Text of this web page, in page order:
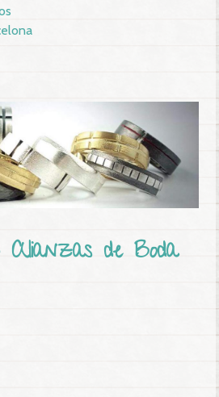
Alianzas de Boda